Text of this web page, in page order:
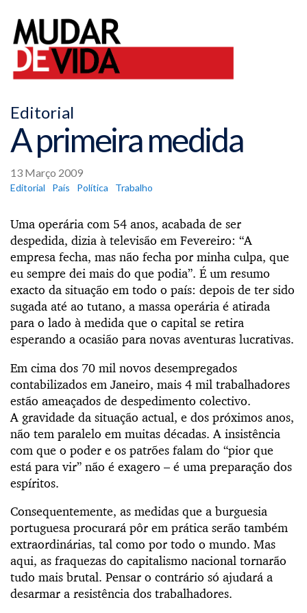
Editorial
A primeira medida
13 Março 2009
Editorial País Política Trabalho
Uma operária com 54 anos, acabada de ser
despedida, dizia à televisão em Fevereiro: “A
empresa fecha, mas não fecha por minha culpa, que
eu sempre dei mais do que podia”. É um resumo
exacto da situação em todo o país: depois de ter sido
sugada até ao tutano, a massa operária é atirada
para o lado à medida que o capital se retira
esperando a ocasião para novas aventuras lucrativas.
Em cima dos 70 mil novos desempregados
contabilizados em Janeiro, mais 4 mil trabalhadores
estão ameaçados de despedimento colectivo.
A gravidade da situação actual, e dos próximos anos,
não tem paralelo em muitas décadas. A insistência
com que o poder e os patrões falam do “pior que
está para vir” não é exagero – é uma preparação dos
espíritos.
Consequentemente, as medidas que a burguesia
portuguesa procurará pôr em prática serão também
extraordinárias, tal como por todo o mundo. Mas
aqui, as fraquezas do capitalismo nacional tornarão
tudo mais brutal. Pensar o contrário só ajudará a
desarmar a resistência dos trabalhadores.